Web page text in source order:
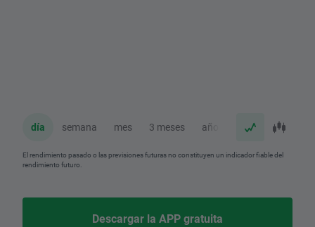
día semana mes 3 meses año
El rendimiento pasado o las previsiones futuras no constituyen un indicador fiable del
rendimiento futuro.
Descargar la APP gratuita